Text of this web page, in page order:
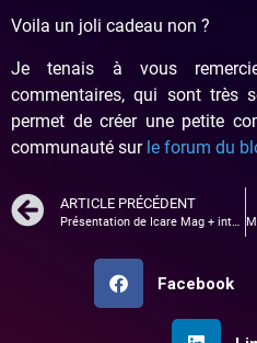
Voila un joli cadeau non ?
Je tenais à vous
commentaires, qui sont très
permet de créer une petite
communauté sur le forum du
ARTICLE PRÉCÉDENT
Présentation de Icare Mag + interview exclusive !
Facebook